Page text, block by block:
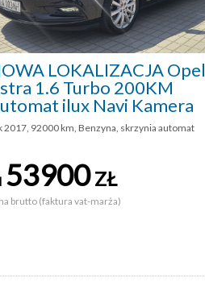
LOKALIZACJA Opel
1.6 Turbo 200KM
ilux Navi Kamera
2017, 92000 km, Benzyna, skrzynia automat
53900ZŁ
brutto (faktura vat-marża)